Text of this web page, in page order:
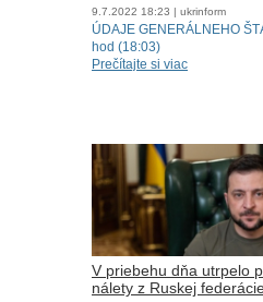
9.7.2022 18:23 | ukrinform
ÚDAJE GENERÁLNEHO
hod (18:03)
Prečítajte si viac
V priebehu dňa utrpelo
nálety z Ruskej